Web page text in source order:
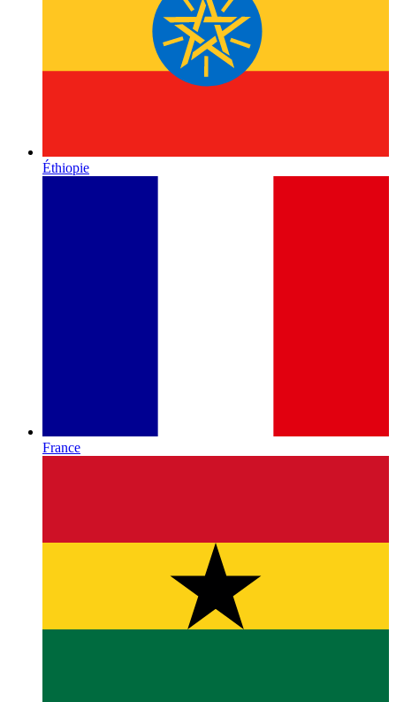
Éthiopie
France